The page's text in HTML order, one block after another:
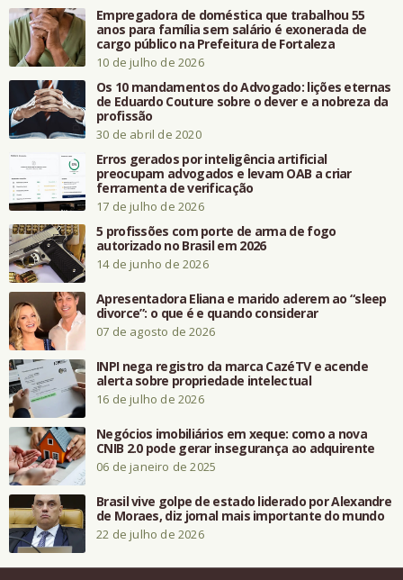
Empregadora de doméstica que trabalhou 55
anos para família sem salário é exonerada de
cargo público na Prefeitura de Fortaleza
10 de julho de 2026
Os 10 mandamentos do Advogado: lições eternas
de Eduardo Couture sobre o dever e a nobreza da
profissão
30 de abril de 2020
Erros gerados por inteligência artificial
preocupam advogados e levam OAB a criar
ferramenta de verificação
17 de julho de 2026
5 profissões com porte de arma de fogo
autorizado no Brasil em 2026
14 de junho de 2026
Apresentadora Eliana e marido aderem ao “sleep
divorce”: o que é e quando considerar
07 de agosto de 2026
INPI nega registro da marca CazéTV e acende
alerta sobre propriedade intelectual
16 de julho de 2026
Negócios imobiliários em xeque: como a nova
CNIB 2.0 pode gerar insegurança ao adquirente
06 de janeiro de 2025
Brasil vive golpe de estado liderado por Alexandre
de Moraes, diz jornal mais importante do mundo
22 de julho de 2026